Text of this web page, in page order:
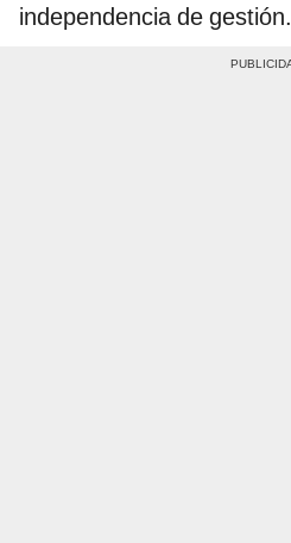
independencia de gestión.